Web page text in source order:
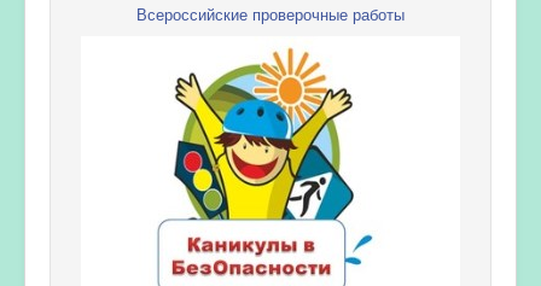
Всероссийские проверочные работы